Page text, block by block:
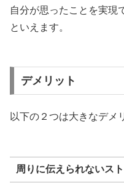
自分が思ったことを実現
といえます。
デメリット
以下の２つは大きなデメ
周りに伝えられないス